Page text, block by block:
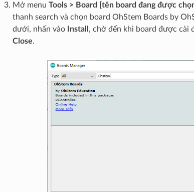
Mở menu Tools > Board [tên board đang được
thanh search và chọn board OhStem Boards by
dưới, nhấn vào
Install , chờ đến khi board được cài
Close.